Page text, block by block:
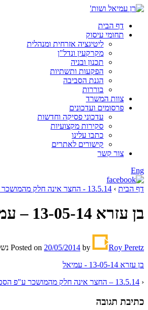
דף הבית
תחומי עיסוק
ליטיגציה אזרחית ומנהלית
מקרקעין ונדל"ן
תכנון ובניה
הפקעות ותשתיות
הגנת הסביבה
בוררות
צוות המשרד
פרסומים ועדכונים
עדכוני פסיקה וחדשות
סקירות מקצועיות
כתבו עלינו
קישורים לאתרים
צור קשר
Eng
דף הבית › 13.5.14 - החצר אינה חלק מהמושכר ע"פ הסכם דיירות מוגנת מול עמידר
בן עזרא 13-05-14 – עמיאל
Posted on 20/05/2014 by Roy Peretz
בן עזרא 13-05-14 - עמיאל
‹ 13.5.14 – החצר אינה חלק מהמושכר ע"פ הסכם דיירות מוגנת מול עמידר
כתיבת תגובה